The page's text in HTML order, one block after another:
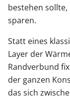
bestehen
sparen.
Statt eines
Layer der
Randverbund
der ganzen
das sich